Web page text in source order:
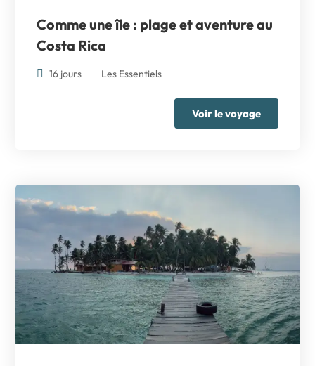
Comme une île : plage et aventure au
Costa Rica
16 jours Les Essentiels
Voir le voyage